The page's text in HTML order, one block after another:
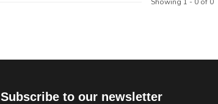
Subscribe to our newsletter